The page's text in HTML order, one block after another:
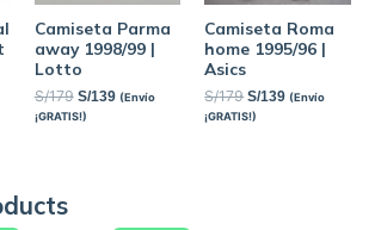
Camiseta Parma
away 1998/99 |
Lotto
S/179 S/139 (Envío
¡GRATIS!)
Camiseta Roma
home 1995/96 |
Asics
S/179 S/139 (Envío
¡GRATIS!)